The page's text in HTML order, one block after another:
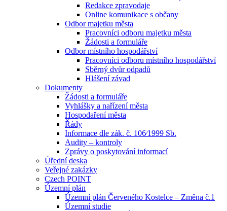
Redakce zpravodaje
Online komunikace s občany
Odbor majetku města
Pracovníci odboru majetku města
Žádosti a formuláře
Odbor místního hospodářství
Pracovníci odboru místního hospodářství
Sběrný dvůr odpadů
Hlášení závad
Dokumenty
Žádosti a formuláře
Vyhlášky a nařízení města
Hospodaření města
Řády
Informace dle zák. č. 106⁄1999 Sb.
Audity – kontroly
Zprávy o poskytování informací
Úřední deska
Veřejné zakázky
Czech POINT
Územní plán
Územní plán Červeného Kostelce – Změna č.1
Územní studie